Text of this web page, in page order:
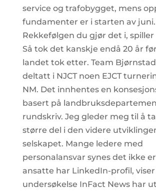
service og trafobygget, mens
fundamenter er i starten av juni.
Rekkefølgen du gjør det i, spiller
Så tok det kanskje endå 20 år
landet tok etter. Team
deltatt i NJCT noen EJCT
NM. Det innhentes en
basert på
rundskriv. Jeg gleder meg til å
større del i den videre
selskapet. Mange ledere med
personalansvar synes det ikke
ansatte har LinkedIn-profil, viser
undersøkelse InFact News har